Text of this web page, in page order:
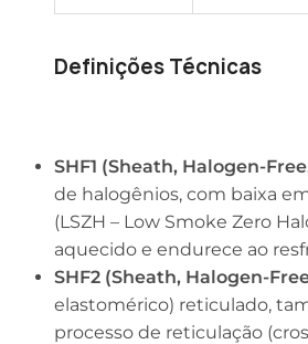
Definições Técnicas
SHF1 (Sheath, Halogen-
de halogênios, com baixa
(LSZH – Low Smoke Zero
aquecido e endurece ao
SHF2 (Sheath, Halogen-
elastomérico) reticulado,
processo de reticulação